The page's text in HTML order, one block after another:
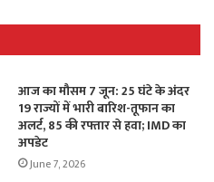
आज का मौसम 7 जून: 25 घंटे के अंदर
19 राज्यों में भारी बारिश-तूफान का
अलर्ट, 85 की रफ्तार से हवा; IMD का
अपडेट
June 7, 2026